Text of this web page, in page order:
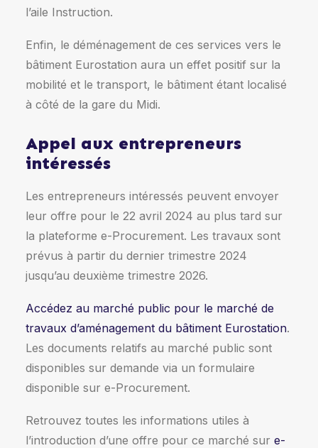
l’aile Instruction.
Enfin, le déménagement de ces services vers le
bâtiment Eurostation aura un effet positif sur la
mobilité et le transport, le bâtiment étant localisé
à côté de la gare du Midi.
Appel aux entrepreneurs
intéressés
Les entrepreneurs intéressés peuvent envoyer
leur offre pour le 22 avril 2024 au plus tard sur
la plateforme e-Procurement. Les travaux sont
prévus à partir du dernier trimestre 2024
jusqu’au deuxième trimestre 2026.
Accédez au marché public pour le marché de
travaux d’aménagement du bâtiment Eurostation.
Les documents relatifs au marché public sont
disponibles sur demande via un formulaire
disponible sur e-Procurement.
Retrouvez toutes les informations utiles à
l’introduction d’une offre pour ce marché sur e-